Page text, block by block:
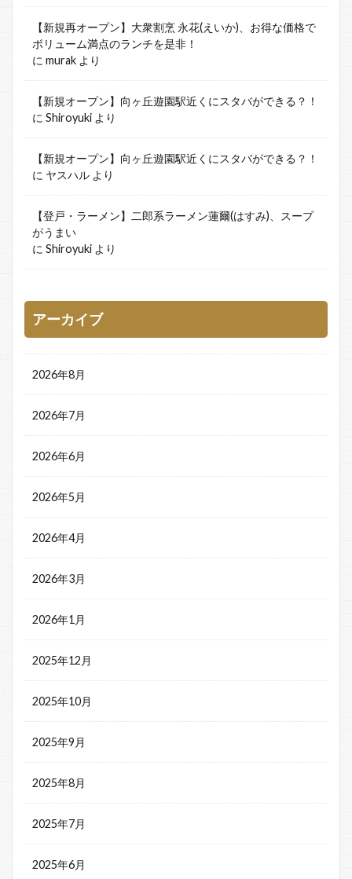
【新規再オープン】大衆割烹 永花(えいか)、お得な価格で
ボリューム満点のランチを是非！
に murak より
【新規オープン】向ヶ丘遊園駅近くにスタバができる？！
に Shiroyuki より
【新規オープン】向ヶ丘遊園駅近くにスタバができる？！
に ヤスハル より
【登戸・ラーメン】二郎系ラーメン蓮爾(はすみ)、スープ
がうまい
に Shiroyuki より
アーカイブ
2026年8月
2026年7月
2026年6月
2026年5月
2026年4月
2026年3月
2026年1月
2025年12月
2025年10月
2025年9月
2025年8月
2025年7月
2025年6月